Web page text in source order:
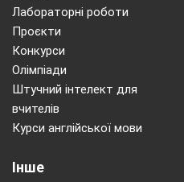
по черзі по одній дії.
– 1 бал.
.
Лабораторні роботи
Проєкти
Конкурси
Олімпіади
Штучний інтелект для
вчителів
Курси англійської мови
Інше